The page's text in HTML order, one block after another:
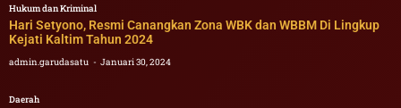
Hukum dan Kriminal
Hari Setyono, Resmi Canangkan Zona WBK dan WBBM Di Lingkup
Kejati Kaltim Tahun 2024
admin.garudasatu Januari 30, 2024
Daerah